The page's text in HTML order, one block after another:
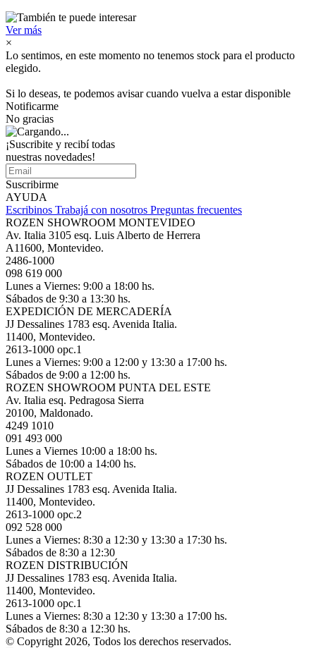
Ver más
×
Lo sentimos, en este momento no tenemos stock para el producto
elegido.
Si lo deseas, te podemos avisar cuando vuelva a estar disponible
Notificarme
No gracias
¡Suscribite y recibí todas
nuestras novedades!
Suscribirme
AYUDA
Escribinos Trabajá con nosotros Preguntas frecuentes
ROZEN SHOWROOM MONTEVIDEO
Av. Italia 3105 esq. Luis Alberto de Herrera
A11600, Montevideo.
2486-1000
098 619 000
Lunes a Viernes: 9:00 a 18:00 hs.
Sábados de 9:30 a 13:30 hs.
EXPEDICIÓN DE MERCADERÍA
JJ Dessalines 1783 esq. Avenida Italia.
11400, Montevideo.
2613-1000 opc.1
Lunes a Viernes: 9:00 a 12:00 y 13:30 a 17:00 hs.
Sábados de 9:00 a 12:00 hs.
ROZEN SHOWROOM PUNTA DEL ESTE
Av. Italia esq. Pedragosa Sierra
20100, Maldonado.
4249 1010
091 493 000
Lunes a Viernes 10:00 a 18:00 hs.
Sábados de 10:00 a 14:00 hs.
ROZEN OUTLET
JJ Dessalines 1783 esq. Avenida Italia.
11400, Montevideo.
2613-1000 opc.2
092 528 000
Lunes a Viernes: 8:30 a 12:30 y 13:30 a 17:30 hs.
Sábados de 8:30 a 12:30
ROZEN DISTRIBUCIÓN
JJ Dessalines 1783 esq. Avenida Italia.
11400, Montevideo.
2613-1000 opc.1
Lunes a Viernes: 8:30 a 12:30 y 13:30 a 17:00 hs.
Sábados de 8:30 a 12:30 hs.
© Copyright 2026, Todos los derechos reservados.